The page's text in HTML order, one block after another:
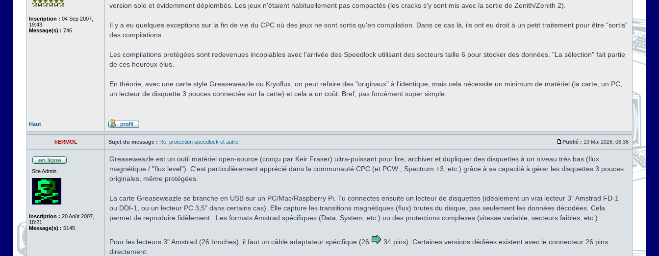
Inscription : 04 Sep 2007,
19:43
Message(s) : 746
version solo et évidemment déplombés. Les jeux n'étaient habituellement pas compactés (les cracks s'y sont mis avec la sortie de Zenith/Zenith 2).
Il y a eu quelques exceptions sur la fin de vie du CPC où des jeux ne sont sortis qu'en compilation. Dans ce cas là, ils ont eu droit à un petit traitement pour être "sortis"
des compilations.
Les compilations protégées sont redevenues incopiables avec l'arrivée des Speedlock utilisant des secteurs taille 6 pour stocker des données. "La sélection" fait partie
de ces heureux élus.
En théorie, avec une carte style Greaseweazle ou Kryoflux, on peut refaire des "originaux" à l'identique, mais cela nécessite un minimum de matériel (la carte, un PC,
un lecteur de disquette 3 pouces connectée sur la carte) et cela a un coût. Bref, pas forcément super simple.
Haut
hERMOL Sujet du message : Re: protection speedlock et autre Publié : 19 Mai 2026, 08:36
Site Admin
Inscription : 20 Août 2007,
18:21
Message(s) : 5145
Greaseweazle est un outil matériel open-source (conçu par Keir Fraser) ultra-puissant pour lire, archiver et dupliquer des disquettes à un niveau très bas (flux
magnétique / "flux level"). C’est particulièrement apprécié dans la communauté CPC (et PCW , Spectrum +3, etc.) grâce à sa capacité à gérer les disquettes 3 pouces
originales, même protégées.
La carte Greaseweazle se branche en USB sur un PC/Mac/Raspberry Pi. Tu connectes ensuite un lecteur de disquettes (idéalement un vrai lecteur 3" Amstrad FD-1
ou DDI-1, ou un lecteur PC 3,5" dans certains cas). Elle capture les transitions magnétiques (flux) brutes du disque, pas seulement les données décodées. Cela
permet de reproduire fidèlement : Les formats Amstrad spécifiques (Data, System, etc.) ou des protections complexes (vitesse variable, secteurs faibles, etc.).
Pour les lecteurs 3" Amstrad (26 broches), il faut un câble adaptateur spécifique (26
34 pins). Certaines versions dédiées existent avec le connecteur 26 pins
directement.